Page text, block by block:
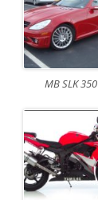
MB SLK 350